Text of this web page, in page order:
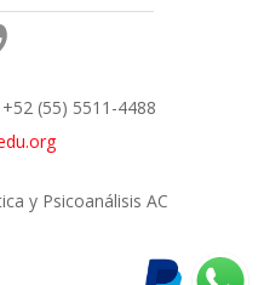
(55) 5511-4488
y Psicoanálisis AC